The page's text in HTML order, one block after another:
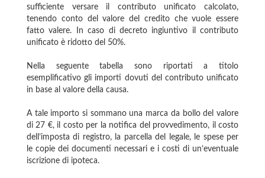
sufficiente versare il contributo unificato calcolato,
tenendo conto del valore del credito che vuole essere
fatto valere. In caso di decreto ingiuntivo il contributo
unificato è ridotto del 50%.
Nella seguente tabella sono riportati a titolo
esemplificativo gli importi dovuti del contributo unificato
in base al valore della causa.
A tale importo si sommano una marca da bollo del valore
di 27 €, il costo per la notifica del provvedimento, il costo
dell’imposta di registro, la parcella del legale, le spese per
le copie dei documenti necessari e i costi di un’eventuale
iscrizione di ipoteca.